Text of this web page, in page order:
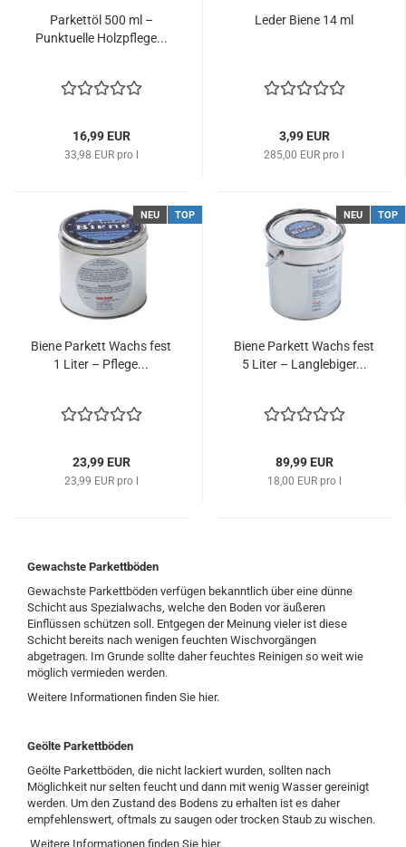
Parkettöl 500 ml –
Punktuelle Holzpflege...
16,99 EUR
33,98 EUR pro l
Leder Biene 14 ml
3,99 EUR
285,00 EUR pro l
NEU TOP
Biene Parkett Wachs fest
1 Liter – Pflege...
23,99 EUR
23,99 EUR pro l
NEU TOP
Biene Parkett Wachs fest
5 Liter – Langlebiger...
89,99 EUR
18,00 EUR pro l
Gewachste Parkettböden
Gewachste Parkettböden verfügen bekanntlich über eine dünne
Schicht aus Spezialwachs, welche den Boden vor äußeren
Einflüssen schützen soll. Entgegen der Meinung vieler ist diese
Schicht bereits nach wenigen feuchten Wischvorgängen
abgetragen. Im Grunde sollte daher feuchtes Reinigen so weit wie
möglich vermieden werden.
Weitere Informationen finden Sie hier.
Geölte Parkettböden
Geölte Parkettböden, die nicht lackiert wurden, sollten nach
Möglichkeit nur selten feucht und dann mit wenig Wasser gereinigt
werden. Um den Zustand des Bodens zu erhalten ist es daher
empfehlenswert, oftmals zu saugen oder trocken Staub zu wischen.
Weitere Informationen finden Sie hier.